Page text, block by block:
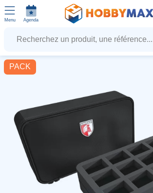
Menu Agenda
Recherchez un produit, une référence...
PACK